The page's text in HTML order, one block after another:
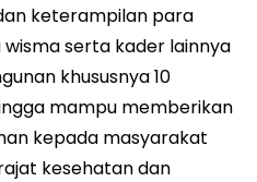
keterampilan para
wisma serta kader lainnya
khususnya 10
mampu memberikan
kepada masyarakat
kesehatan dan